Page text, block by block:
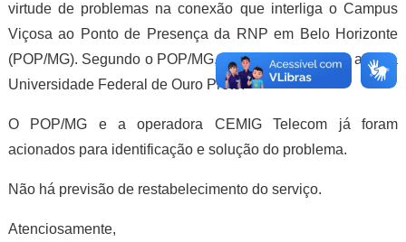
virtude de problemas na conexão que interliga o Campus
Viçosa ao Ponto de Presença da RNP em Belo Horizonte
(POP/MG). Segundo o POP/MG, o problema também afeta a
Universidade Federal de Ouro Preto.
O POP/MG e a operadora CEMIG Telecom já foram
acionados para identificação e solução do problema.
Não há previsão de restabelecimento do serviço.
Atenciosamente,